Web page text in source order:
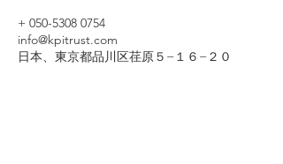
+ 050-5308 0754
info@kpitrust.com
日本、東京都品川区荏原５−１６−２０